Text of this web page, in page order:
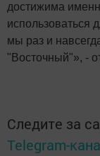
достижима
использоваться
мы раз и
"Восточный"», -
Следите за
Telegram-